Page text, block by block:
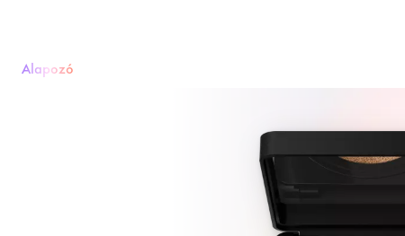
Alapozó